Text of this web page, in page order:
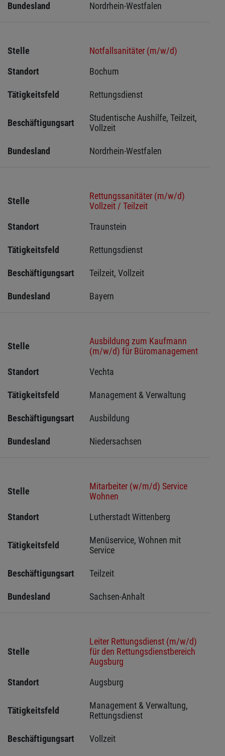
Bundesland Nordrhein-Westfalen
Stelle
Notfallsanitäter (m/w/d)
Standort
Bochum
Tätigkeitsfeld Rettungsdienst
Beschäftigungsart
Studentische Aushilfe, Teilzeit,
Vollzeit
Bundesland Nordrhein-Westfalen
Stelle
Rettungssanitäter (m/w/d)
Vollzeit / Teilzeit
Standort
Traunstein
Tätigkeitsfeld Rettungsdienst
Beschäftigungsart Teilzeit, Vollzeit
Bundesland Bayern
Stelle
Ausbildung zum Kaufmann
(m/w/d) für Büromanagement
Standort
Vechta
Tätigkeitsfeld Management & Verwaltung
Beschäftigungsart Ausbildung
Bundesland Niedersachsen
Stelle
Mitarbeiter (w/m/d) Service
Wohnen
Standort
Lutherstadt Wittenberg
Tätigkeitsfeld
Menüservice, Wohnen mit
Service
Beschäftigungsart Teilzeit
Bundesland Sachsen-Anhalt
Stelle
Leiter Rettungsdienst (m/w/d)
für den Rettungsdienstbereich
Augsburg
Standort
Augsburg
Tätigkeitsfeld
Management & Verwaltung,
Rettungsdienst
Beschäftigungsart Vollzeit